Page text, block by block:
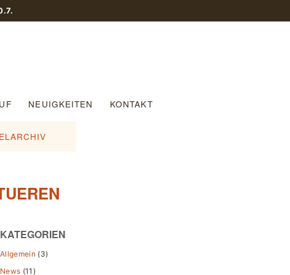
NEUIGKEITEN KONTAKT
KATEGORIEN
Allgemein (3)
News (11)